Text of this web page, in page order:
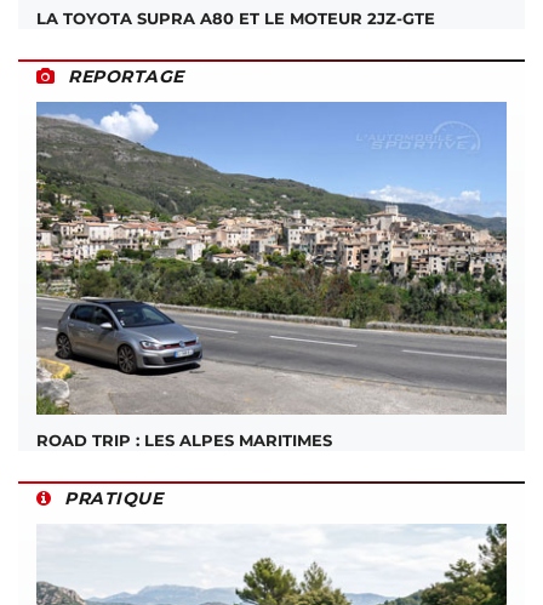
LA TOYOTA SUPRA A80 ET LE MOTEUR 2JZ-GTE
REPORTAGE
ROAD TRIP : LES ALPES MARITIMES
PRATIQUE